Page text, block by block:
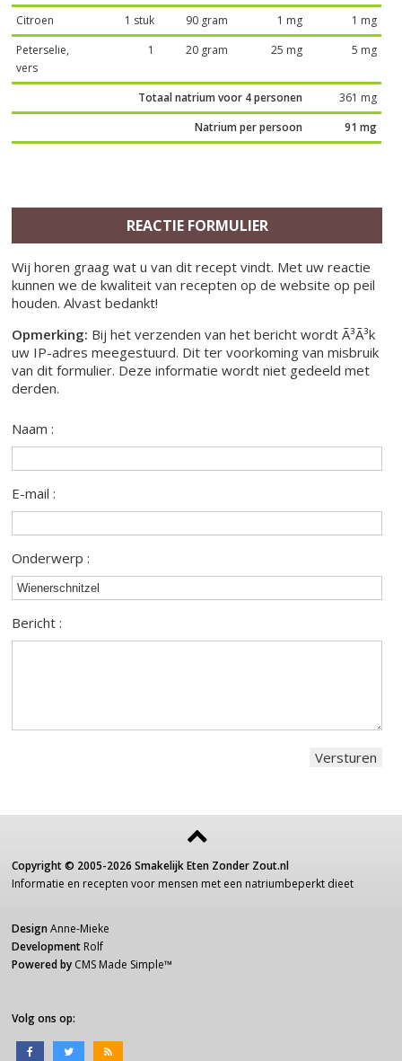
Citroen 1 stuk 90 gram 1 mg
1 mg
Peterselie,
vers
1 20 gram 25 mg 5 mg
Totaal natrium voor 4 personen
361 mg
Natrium per persoon
91 mg
REACTIE FORMULIER
Wij horen graag wat u van dit recept vindt. Met uw reactie
kunnen we de kwaliteit van recepten op de website op peil
houden. Alvast bedankt!
Opmerking: Bij het verzenden van het bericht wordt Ã³Ã³k
uw IP-adres meegestuurd. Dit ter voorkoming van misbruik
van dit formulier. Deze informatie wordt niet gedeeld met
derden.
Naam :
E-mail :
Onderwerp :
Bericht :
Copyright © 2005-2026 Smakelijk Eten Zonder Zout.nl
Informatie en recepten voor mensen met een natriumbeperkt dieet
Design Anne-Mieke
Development Rolf
Powered by CMS Made Simple™
Volg ons op: